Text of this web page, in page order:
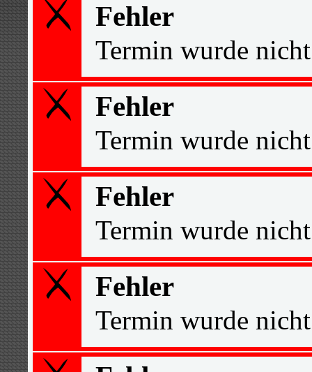
Fehler
Termin wurde
Fehler
Termin wurde
Fehler
Termin wurde
Fehler
Termin wurde